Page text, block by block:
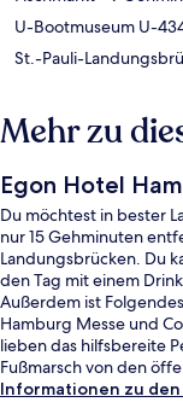
U-Bootmuseum U-
St.-Pauli-
Mehr zu
Egon Hotel
Du möchtest in bester
nur 15 Gehminuten
Landungsbrücken. Du
den Tag mit einem
Außerdem ist
Hamburg Messe und
lieben das hilfsbereite
Fußmarsch von den
läuft man 4 Minuten (S-
Informationen zu